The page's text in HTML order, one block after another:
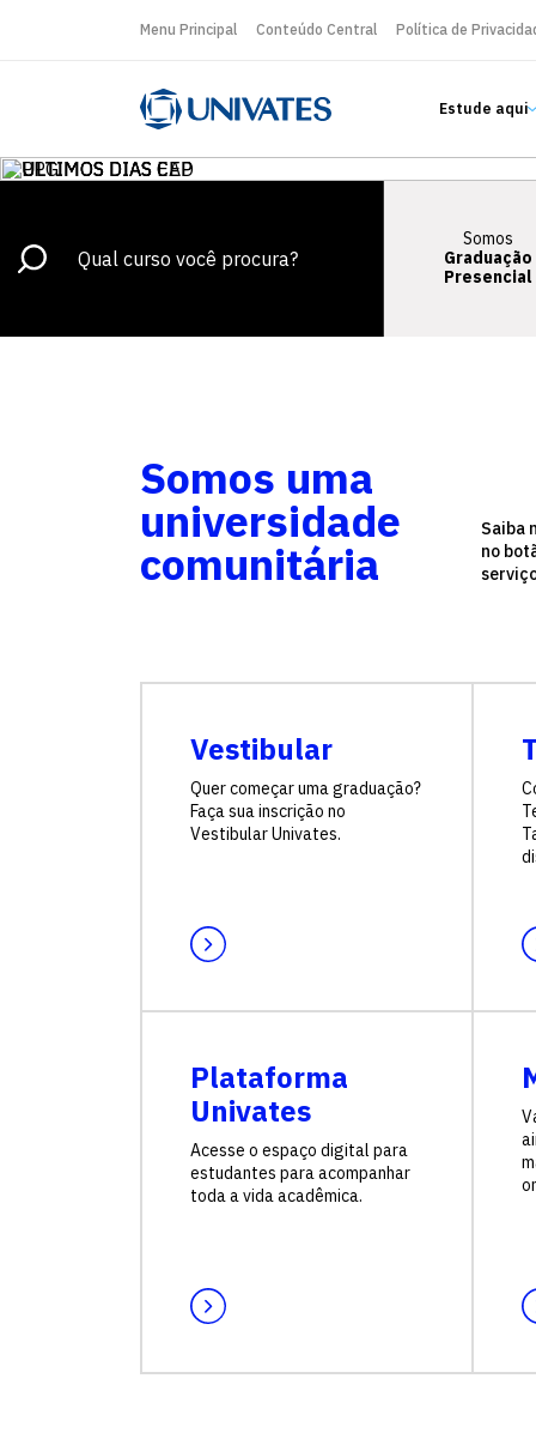
Menu Principal Conteúdo Central Política de
Estude aqui
Somos
Graduação
Presencial
Somos uma
universidade
comunitária
Saiba
no
Vestibular
Quer começar uma graduação?
Faça sua inscrição no
Vestibular Univates.
Plataforma
Univates
Acesse o espaço digital para
estudantes para acompanhar
toda a vida acadêmica.